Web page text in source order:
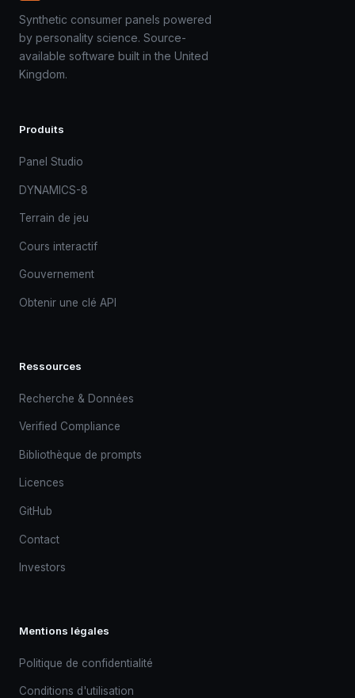
Synthetic consumer panels powered
by personality science. Source-
available software built in the United
Kingdom.
Produits
Panel Studio
DYNAMICS-8
Terrain de jeu
Cours interactif
Gouvernement
Obtenir une clé API
Ressources
Recherche & Données
Verified Compliance
Bibliothèque de prompts
Licences
GitHub
Contact
Investors
Mentions légales
Politique de confidentialité
Conditions d'utilisation